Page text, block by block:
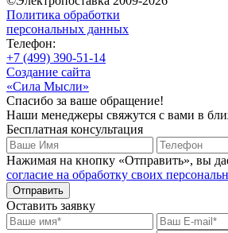
Политика обработки
персональных данных
Телефон:
+7 (499) 390-51-14
Создание сайта
«Сила Мысли»
Спасибо за ваше обращение!
Наши менеджеры свяжутся с вами в
Бесплатная консультация
Нажимая на кнопку «Отправить», вы
согласие на обработку своих
Отправить
Оставить заявку